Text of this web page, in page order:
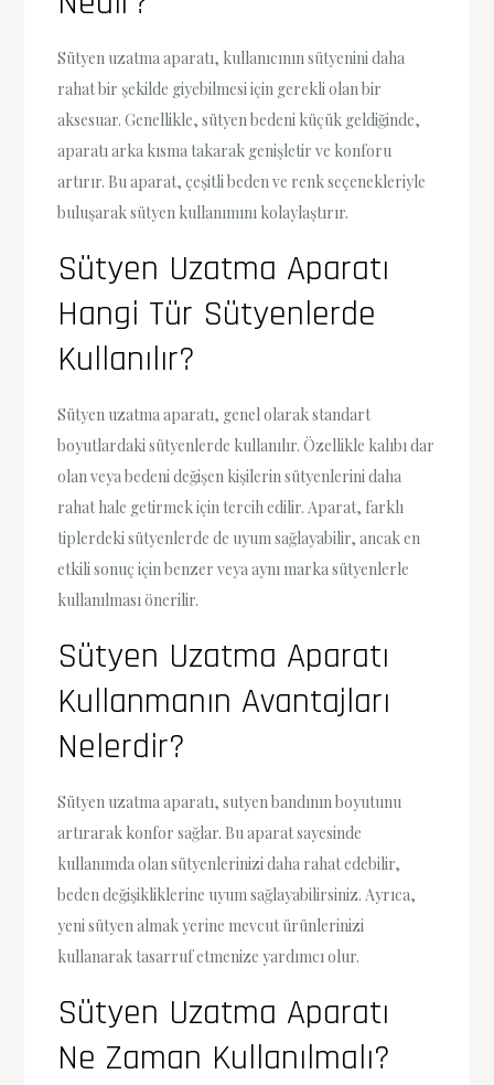
Sütyen uzatma aparatı, kullanıcının sütyenini daha
rahat bir şekilde giyebilmesi için gerekli olan bir
aksesuar. Genellikle, sütyen bedeni küçük geldiğinde,
aparatı arka kısma takarak genişletir ve konforu
artırır. Bu aparat, çeşitli beden ve renk seçenekleriyle
buluşarak sütyen kullanımını kolaylaştırır.
Sütyen Uzatma Aparatı
Hangi Tür Sütyenlerde
Kullanılır?
Sütyen uzatma aparatı, genel olarak standart
boyutlardaki sütyenlerde kullanılır. Özellikle kalıbı dar
olan veya bedeni değişen kişilerin sütyenlerini daha
rahat hale getirmek için tercih edilir. Aparat, farklı
tiplerdeki sütyenlerde de uyum sağlayabilir, ancak en
etkili sonuç için benzer veya aynı marka sütyenlerle
kullanılması önerilir.
Sütyen Uzatma Aparatı
Kullanmanın Avantajları
Nelerdir?
Sütyen uzatma aparatı, sutyen bandının boyutunu
artırarak konfor sağlar. Bu aparat sayesinde
kullanımda olan sütyenlerinizi daha rahat edebilir,
beden değişikliklerine uyum sağlayabilirsiniz. Ayrıca,
yeni sütyen almak yerine mevcut ürünlerinizi
kullanarak tasarruf etmenize yardımcı olur.
Sütyen Uzatma Aparatı
Ne Zaman Kullanılmalı?